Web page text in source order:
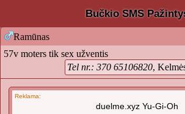
Bučkio SMS
Ramūnas
57v moters tik sex užventis
Tel nr.: 370 65106820,
Reklama:
duelme.xyz Yu-Gi-Oh